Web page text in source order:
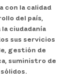
con la calidad
del país,
ciudadanía
sus servicios
gestión de
suministro de